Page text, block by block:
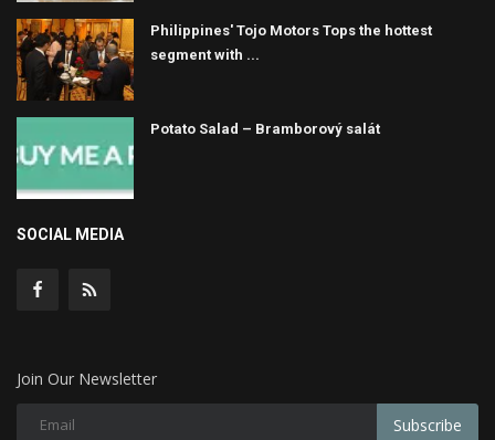
Philippines' Tojo Motors Tops the hottest
segment with ...
Potato Salad – Bramborový salát
SOCIAL MEDIA
Join Our Newsletter
Subscribe